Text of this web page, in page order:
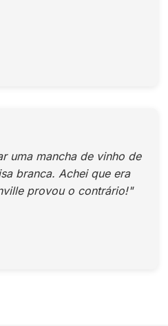
uma mancha de vinho de
branca. Achei que era
provou o contrário!"